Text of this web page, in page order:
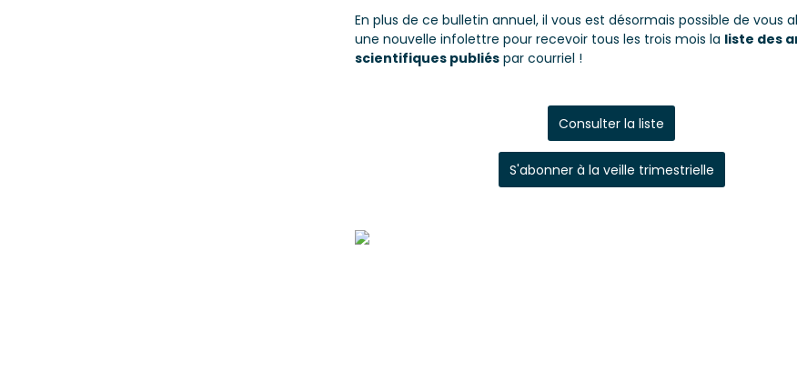
En plus de ce bulletin annuel, il vous est désormais possible de vous
une nouvelle infolettre pour recevoir tous les trois mois la liste des
scientifiques publiés par courriel !
Consulter la liste
S'abonner à la veille trimestrielle